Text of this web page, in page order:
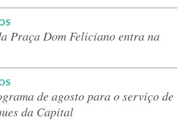
Praça Dom Feliciano entra na
de agosto para o serviço de
da Capital